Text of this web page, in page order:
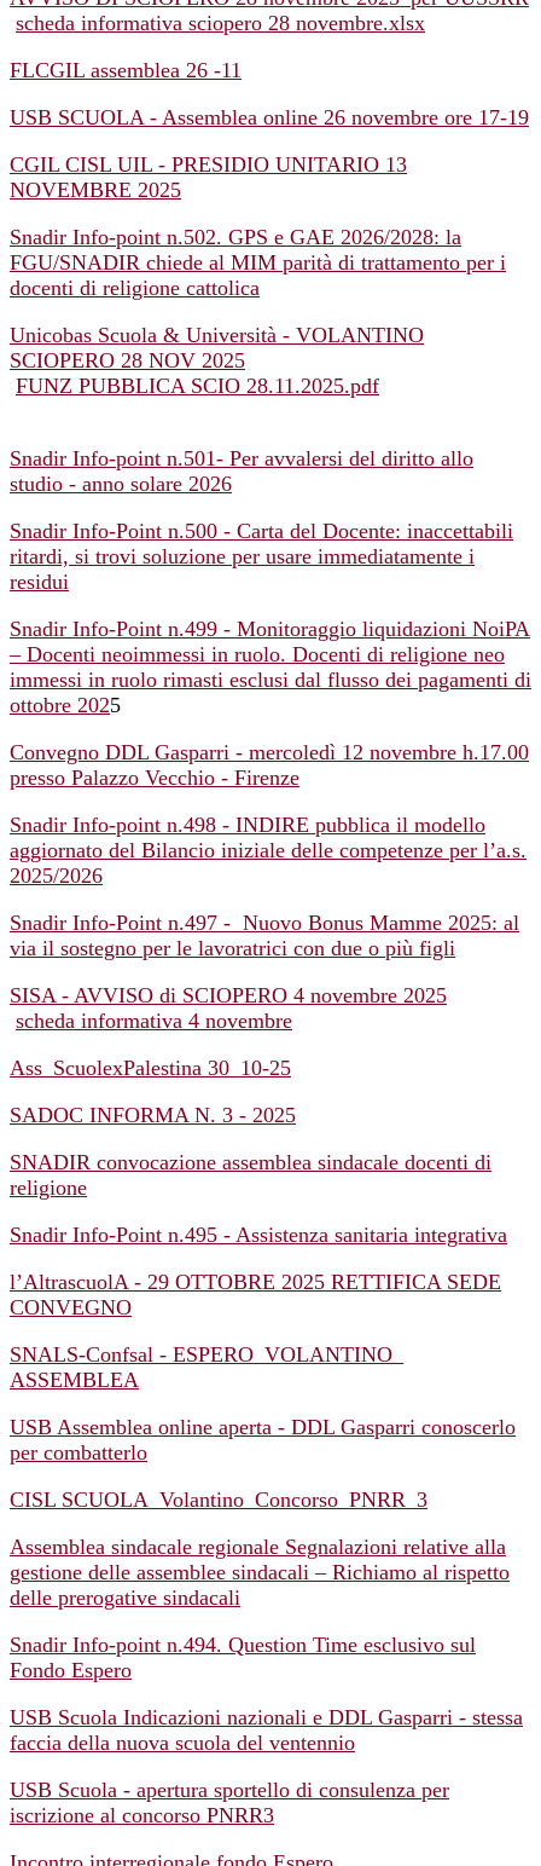
scheda informativa sciopero 28 novembre.xlsx
FLCGIL assemblea 26 -11
USB SCUOLA - Assemblea online 26 novembre ore 17-19
CGIL CISL UIL - PRESIDIO UNITARIO 13
NOVEMBRE 2025
Snadir Info-point n.502. GPS e GAE 2026/2028: la
FGU/SNADIR chiede al MIM parità di trattamento per i
docenti di religione cattolica
Unicobas Scuola & Università - VOLANTINO
SCIOPERO 28 NOV 2025
FUNZ PUBBLICA SCIO 28.11.2025.pdf
Snadir Info-point n.501- Per avvalersi del diritto allo
studio - anno solare 2026
Snadir Info-Point n.500 - Carta del Docente: inaccettabili
ritardi, si trovi soluzione per usare immediatamente i
residui
Snadir Info-Point n.499 - Monitoraggio liquidazioni NoiPA
– Docenti neoimmessi in ruolo. Docenti di religione neo
immessi in ruolo rimasti esclusi dal flusso dei pagamenti di
ottobre 2025
Convegno DDL Gasparri - mercoledì 12 novembre h.17.00
presso Palazzo Vecchio - Firenze
Snadir Info-point n.498 - INDIRE pubblica il modello
aggiornato del Bilancio iniziale delle competenze per l’a.s.
2025/2026
Snadir Info-Point n.497 - Nuovo Bonus Mamme 2025: al
via il sostegno per le lavoratrici con due o più figli
SISA - AVVISO di SCIOPERO 4 novembre 2025
scheda informativa 4 novembre
Ass_ScuolexPalestina 30_10-25
SADOC INFORMA N. 3 - 2025
SNADIR convocazione assemblea sindacale docenti di
religione
Snadir Info-Point n.495 - Assistenza sanitaria integrativa
l’AltrascuolA - 29 OTTOBRE 2025 RETTIFICA SEDE
CONVEGNO
SNALS-Confsal - ESPERO_VOLANTINO_
ASSEMBLEA
USB Assemblea online aperta - DDL Gasparri conoscerlo
per combatterlo
CISL SCUOLA_Volantino_Concorso_PNRR_3
Assemblea sindacale regionale Segnalazioni relative alla
gestione delle assemblee sindacali – Richiamo al rispetto
delle prerogative sindacali
Snadir Info-point n.494. Question Time esclusivo sul
Fondo Espero
USB Scuola Indicazioni nazionali e DDL Gasparri - stessa
faccia della nuova scuola del ventennio
USB Scuola - apertura sportello di consulenza per
iscrizione al concorso PNRR3